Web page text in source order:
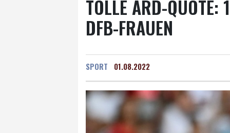
TOLLE ARD-QUOTE:
DFB-FRAUEN
SPORT 01.08.2022